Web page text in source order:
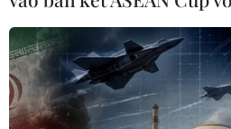
quản lý đội tàu
07/08/2026 10:49
Đà Nẵng: Tìm thấy 3 bộ hài